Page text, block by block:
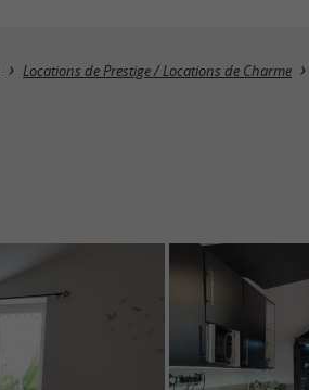
Locations de Prestige / Locations de Charme